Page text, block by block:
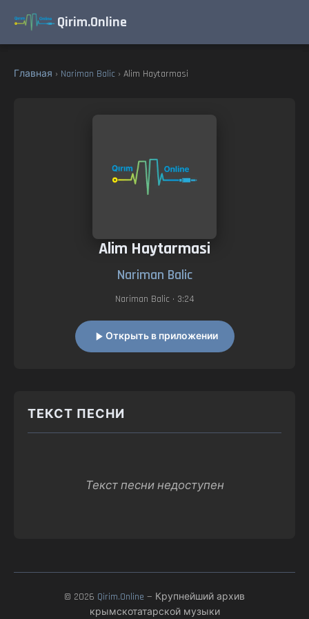
Qirim.Online
Главная › Nariman Balic › Alim Haytarmasi
Alim Haytarmasi
Nariman Balic
Nariman Balic• 3:24
Открыть в приложении
ТЕКСТ ПЕСНИ
Текст песни недоступен
© 2026 Qirim.Online — Крупнейший архив
крымскотатарской музыки